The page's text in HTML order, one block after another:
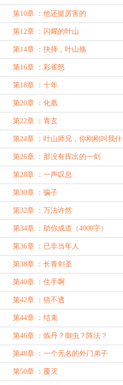
第10章 ：他还挺厉害的
第12章 ：闪耀的叶山
第14章 ：抉择，叶山殇
第16章 ：彩雀怒
第18章 ：十年
第20章 ：化凰
第22章 ：青玄
第24章 ：叶山师兄，你刚刚叫我什
么？
第26章 ：那没有挥出的一剑
第28章 ：一声叹息
第30章 ：骗子
第32章 ：万法许然
第34章 ：助你成道（4000字）
第36章 ：已非当年人
第38章 ：长青剑圣
第40章 ：住手啊
第42章 ：猜不透
第44章 ：结束
第46章 ：炼丹？御虫？阵法？
第48章 ：一个无名的外门弟子
第50章 ：覆灭